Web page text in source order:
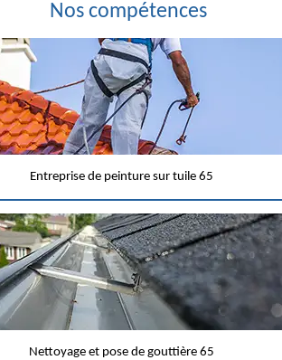
Nos compétences
Entreprise de peinture sur tuile 65
Nettoyage et pose de gouttière 65